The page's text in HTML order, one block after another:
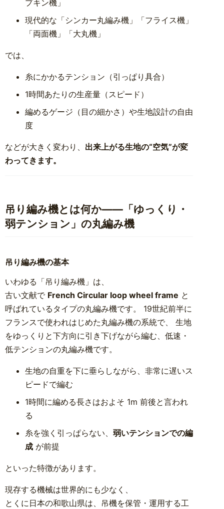
プキン機」
現代的な「シンカー丸編み機」「フライス機」
「両面機」「大丸機」
では、
糸にかかるテンション（引っぱり具合）
1時間あたりの生産量（スピード）
編めるゲージ（目の細かさ）や生地設計の自由
度
などが大きく変わり、 出来上がる生地の“空気”が変
わってきます。
吊り編み機とは何か――「ゆっくり・
弱テンション」の丸編み機
吊り編み機の基本
いわゆる「吊り編み機」は、
古い文献で French Circular loop wheel frame と
呼ばれているタイプの丸編み機です。 19世紀前半に
フランスで使われはじめた丸編み機の系統で、 生地
をゆっくりと下方向に引き下げながら編む、低速・
低テンションの丸編み機です。
生地の自重を下に垂らしながら、非常に遅いス
ピードで編む
1時間に編める長さはおよそ 1m 前後と言われ
る
糸を強く引っぱらない、 弱いテンションでの編
成が前提
といった特徴があります。
現存する機械は世界的にも少なく、
とくに日本の和歌山県は、吊機を保管・運用する工